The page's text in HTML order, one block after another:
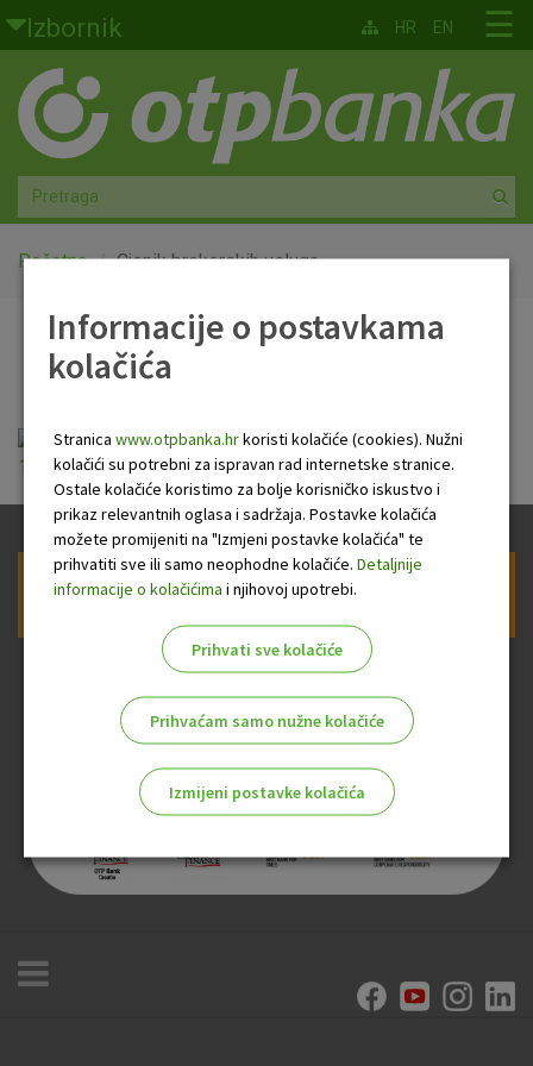
Skoči na glavni sadržaj
Izbornik
Građani
Privatno bankarstvo
Agro
Mala poduzeća i obrtnici
Srednja i velika poduzeća
Globalna tržišta
Faktoring
O nama
☰
HR EN
Početna Cjenik brokerskih usluga
Cjenik brokerskih usluga
Cjenik brokerskih usluga (u primjeni od
14.07.2025.).pdf
Prijava na newsletter OTP banke
Informacije o postavkama
kolačića
Stranica www.otpbanka.hrkoristi kolačiće (cookies). Nužni
kolačići su potrebni za ispravan rad internetske stranice.
Ostale kolačiće koristimo za bolje korisničko iskustvo i
prikaz relevantnih oglasa i sadržaja. Postavke kolačića
možete promijeniti na "Izmjeni postavke kolačića" te
prihvatiti sve ili samo neophodne kolačiće. Detaljnije
informacije o kolačićima i njihovoj upotrebi.
Prihvati sve kolačiće
Prihvaćam samo nužne kolačiće
Izmijeni postavke kolačića